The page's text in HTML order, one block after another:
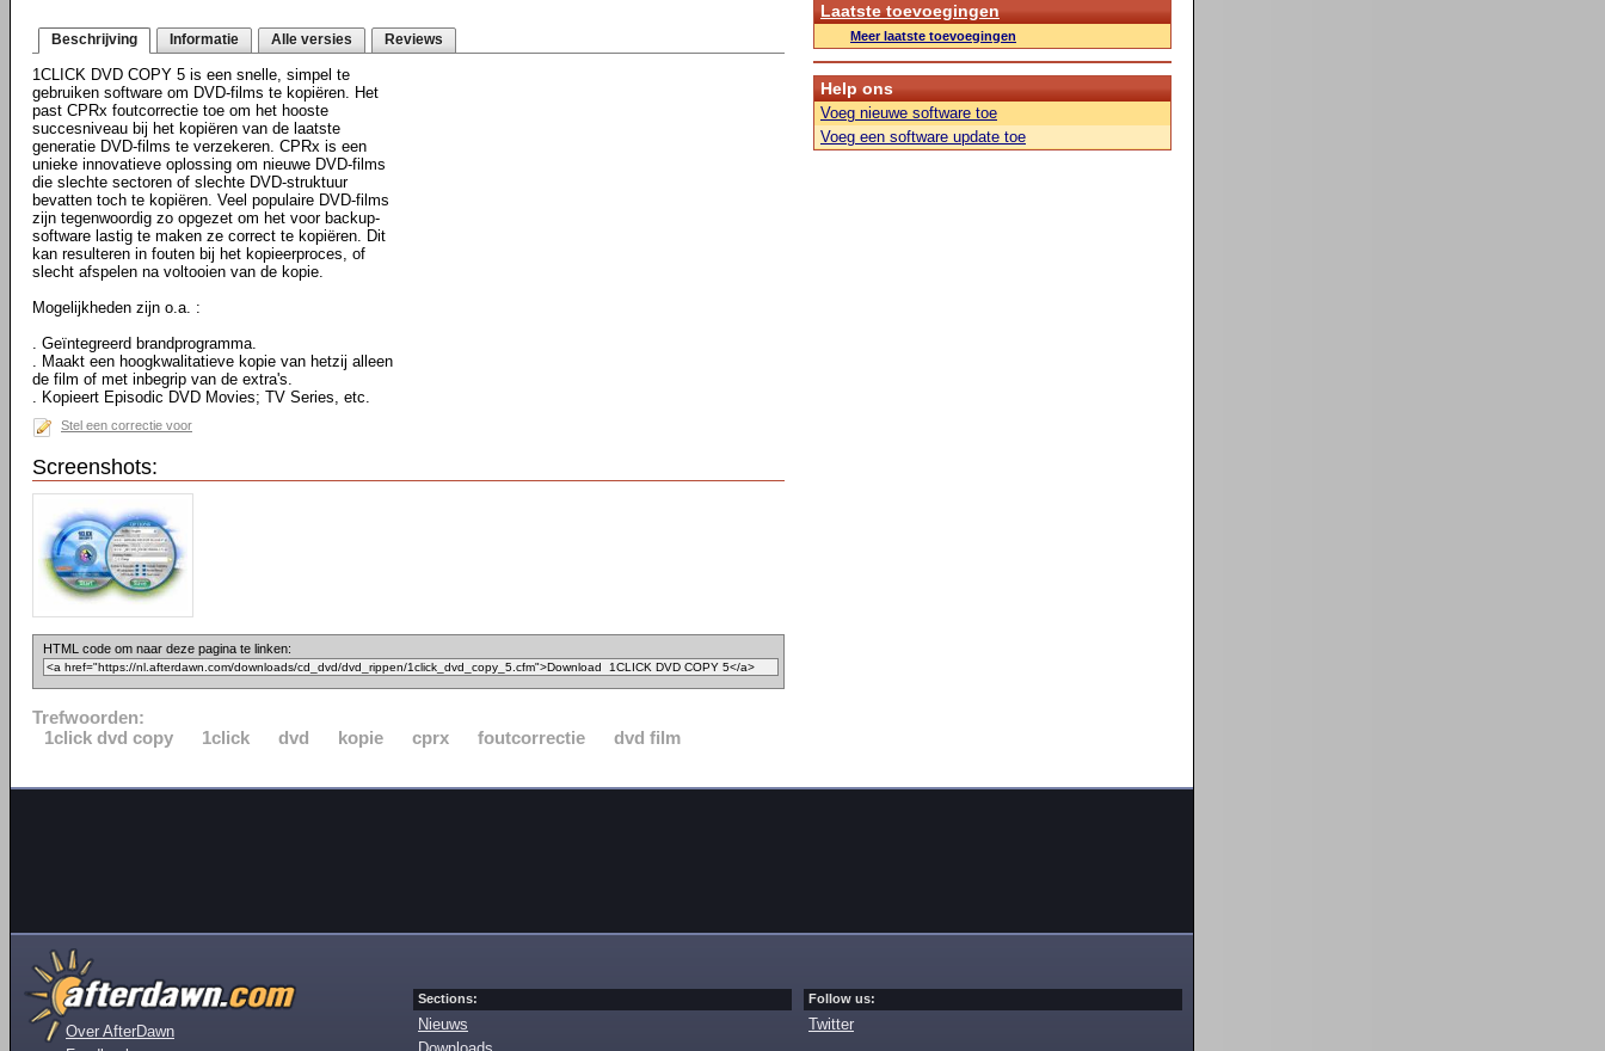
Beschrijving Informatie Alle versies Reviews
1CLICK DVD COPY 5 is een snelle, simpel te
gebruiken software om DVD-films te kopiëren. Het
past CPRx foutcorrectie toe om het hooste
succesniveau bij het kopiëren van de laatste
generatie DVD-films te verzekeren. CPRx is een
unieke innovatieve oplossing om nieuwe DVD-films
die slechte sectoren of slechte DVD-struktuur
bevatten toch te kopiëren. Veel populaire DVD-films
zijn tegenwoordig zo opgezet om het voor backup-
software lastig te maken ze correct te kopiëren. Dit
kan resulteren in fouten bij het kopieerproces, of
slecht afspelen na voltooien van de kopie.
Mogelijkheden zijn o.a. :
. Geïntegreerd brandprogramma.
. Maakt een hoogkwalitatieve kopie van hetzij alleen
de film of met inbegrip van de extra's.
. Kopieert Episodic DVD Movies; TV Series, etc.
Stel een correctie voor
Screenshots:
HTML code om naar deze pagina te linken:
Trefwoorden:
1click dvd copy
1click dvd kopie cprx foutcorrectie dvd film
Laatste toevoegingen
Meer laatste toevoegingen
Help ons
Voeg nieuwe software toe
Voeg een software update toe
Over AfterDawn
Sections:
Nieuws
Follow us:
Twitter